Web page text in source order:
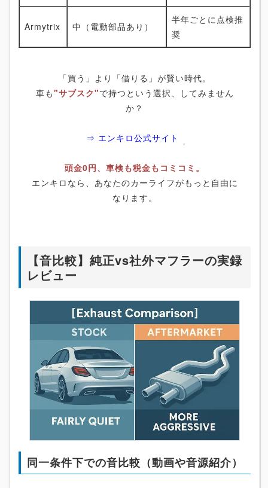
Armytrix 中（電動部品あり）
半年ごとに点検推
奨
「買う」より「借りる」が賢い時代。
車も"サブスク"で持つという選択、してみません
か？
⇒ エンキロ公式サイト
頭金0円、車検も税金もコミコミ。
エンキロなら、あなたのカーライフがもっと自由に
なります。
【音比較】純正vs社外マフラーの実録
レビュー
同一条件下での音比較（動画や音源紹介）